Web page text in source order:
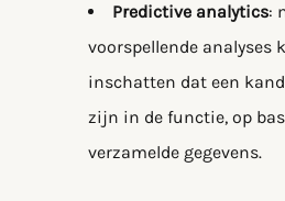
Predictive analytics:
voorspellende analyses
inschatten dat een
zijn in de functie, op
verzamelde gegevens.